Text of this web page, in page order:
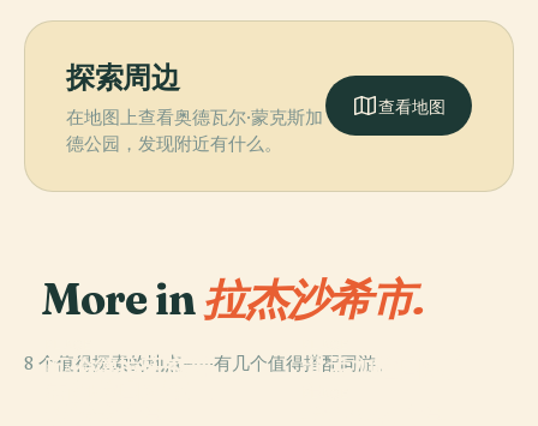
探索周边
在地图上查看奥德瓦尔·蒙克斯加
德公园，发现附近有什么。
查看地图
More in拉杰沙希市.
8 个值得探索的地点——有几个值得搭配同游。
瓦伦德拉研究博
北孟加拉国际大
PLACE